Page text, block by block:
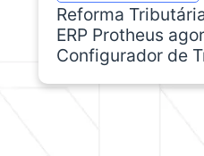
Reforma
ERP Protheus
Configurador de